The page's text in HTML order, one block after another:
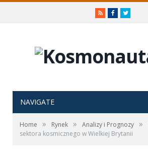
RSSFacebookTwitter
NAVIGATE
Home » Rynek » Analizy i Prognozy »
sektora kosmicznego w Wielkiej Brytanii